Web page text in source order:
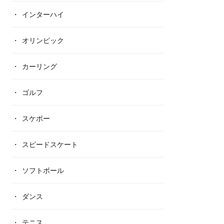
インターハイ
オリンピック
カーリング
ゴルフ
スケボー
スピードスケート
ソフトボール
ダンス